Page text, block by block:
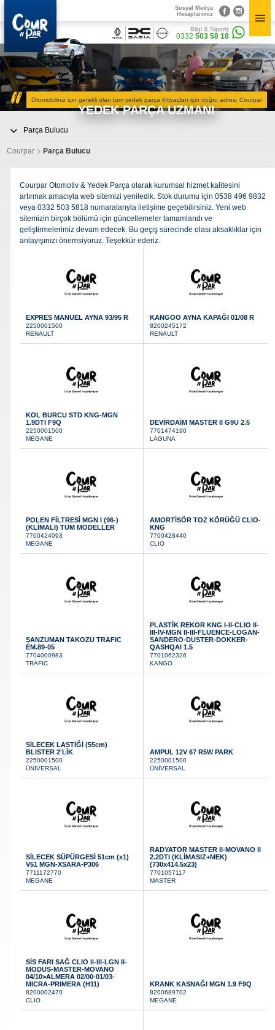
0332
Sosyal Medya
Hesaplarımız
×
Kurumsal
» Hakkımızda
Yedek Parçalar
» Kaportacı Aksamları
» Diğer Ürünler
3D Parça Üretim
Markalar
Parça Bulucu
Konum&İletişim
» Konum ve İletişim Bilgilerimiz
Renault, Dacia ve Nisan marka araçlara ait
orjinal mekanik parçalar Courpar’da
Renault, Dacia ve Nisan marka araçlara ait
orjinal kaporta aksamları Courpar’da
Renault, Dacia ve Nisan marka araçlara ait
orjinal elektronik parçalar Courpar’da
Yağ, antifiriz ve hava filitresi gibi tüm
periyodik bakım ürünleri Courpar’da
Diğer Ürünler
Otomobil, Suv, arazi ve ticari araçlar için
Araçlarınız için bulunamayan parçaları
3D baskı teknolojisiyle üretiyor,
Sosyal Medya
Hesaplarımız
Bilgi & Sipariş
0332503 58 18
Otomobiliniz için gerekli olan tüm yedek parça ihtiyaçları için doğru adres; Courpar
YEDEK PARÇA UZMANI
Parça Bulucu
×
CourPar
Yedek Parça
Kaportacı Aksamları
Bakım Ürünleri
Diğer Ürünler
» 3D Parça Üretim
» Konum & İletişim
En Güvenilir Destek Noktası
Courpar Parça Bulucu
Courpar Otomotiv & Yedek Parça olarak kurumsal hizmet kalitesini
artırmak amacıyla web sitemizi yeniledik. Stok durumu için 0538 496 9832
veya 0332 503 5818 numaralarıyla iletişime geçebilirsiniz. Yeni web
sitemizin birçok bölümü için güncellemeler tamamlandı ve
geliştirmelerimiz devam edecek. Bu geçiş sürecinde olası aksaklıklar için
anlayışınızı önemsiyoruz. Teşekkür ederiz.
EXPRES MANUEL AYNA 93/95 R
2250001500
RENAULT
KANGOO AYNA KAPAĞI 01/08 R
8200245172
RENAULT
KOL BURCU STD KNG-MGN
1.9DTI F9Q
2250001500
MEGANE
DEVİRDAİM MASTER II G9U 2.5
7701474190
LAGUNA
POLEN FİLTRESİ MGN I (96-)
(KLİMALI) TÜM MODELLER
7700424093
MEGANE
AMORTİSÖR TOZ KÖRÜĞÜ CLIO-
KNG
7700428440
CLIO
ŞANZUMAN TAKOZU TRAFIC
EM.89-05
7704000983
TRAFIC
PLASTİK REKOR KNG I-II-CLIO II-
III-IV-MGN II-III-FLUENCE-LOGAN-
SANDERO-DUSTER-DOKKER-
QASHQAI 1.5
7701062326
KANGO
SİLECEK LASTİĞİ (55cm)
BLISTER 2'LİK
2250001500
ÜNİVERSAL
AMPUL 12V 67 R5W PARK
2250001500
ÜNİVERSAL
SİLECEK SÜPÜRGESİ 51cm (x1)
V51 MGN-XSARA-P306
7711172770
MEGANE
RADYATÖR MASTER II-MOVANO II
2.2DTI (KLİMASIZ+MEK)
(730x414.5x23)
7701057117
MASTER
SİS FARI SAĞ CLIO II-III-LGN II-
MODUS-MASTER-MOVANO
04/10>ALMERA 02/00-01/03-
MICRA-PRIMERA (H11)
8200002470
CLIO
KRANK KASNAĞI MGN 1.9 F9Q
8200689702
MEGANE